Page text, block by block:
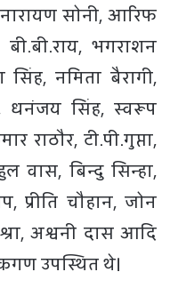
सोनी, आरिफ
भगराशन
नमिता बैरागी,
धनंजय सिंह, स्वरूप
राठौर, टी.पी.गुप्ता,
वास, बिन्दु सिन्हा,
प्रीति चौहान, जोन
अश्वनी दास आदि
उपस्थित थे।